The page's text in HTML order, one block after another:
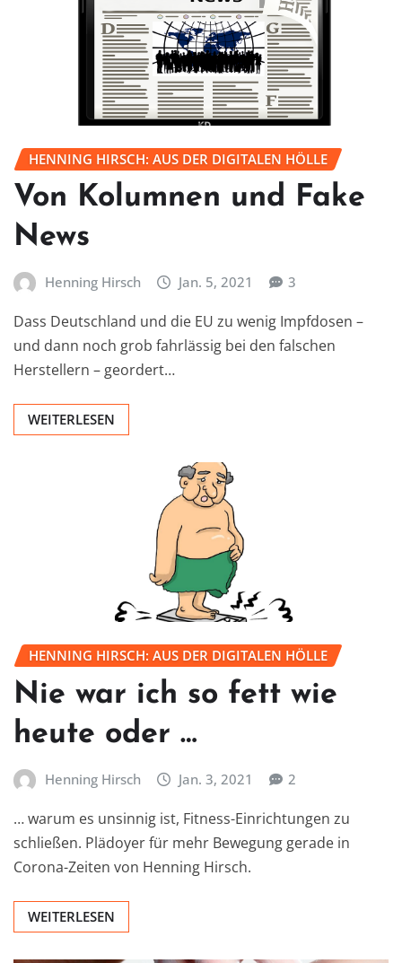
HENNING HIRSCH: AUS DER DIGITALEN HÖLLE
Von Kolumnen und Fake
News
Henning Hirsch Jan. 5, 2021 3
Dass Deutschland und die EU zu wenig Impfdosen –
und dann noch grob fahrlässig bei den falschen
Herstellern – geordert…
WEITERLESEN
HENNING HIRSCH: AUS DER DIGITALEN HÖLLE
Nie war ich so fett wie
heute oder …
Henning Hirsch Jan. 3, 2021 2
… warum es unsinnig ist, Fitness-Einrichtungen zu
schließen. Plädoyer für mehr Bewegung gerade in
Corona-Zeiten von Henning Hirsch.
WEITERLESEN